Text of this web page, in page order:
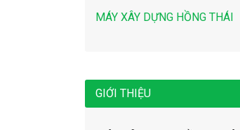
MÁY XÂY DỰNG HỒNG THÁI
GIỚI THIỆU